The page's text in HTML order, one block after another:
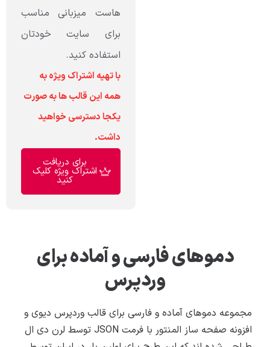
هاست میزبانی مناسب
برای سایت خودتان
استفاده کنید.
با تهیه اشتراک ویژه به
همه این قالب ها به صورت
یکجا دسترسی خواهید
داشت.
برای دریافت
اشتراک ویژه کلیک
کنید
دموهای فارسی و آماده برای
وردپرس
مجموعه دموهای آماده و فارسی برای قالب وردپرس دیوی و
افزونه صفحه ساز المنتور با فرمت JSON
توسط لرن دی ال